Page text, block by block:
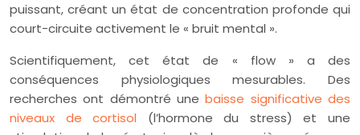
puissant, créant un état de concentration profonde qui
court-circuite activement le « bruit mental ».
Scientifiquement, cet état de « flow » a des
conséquences physiologiques mesurables. Des
recherches ont démontré unebaisse significative des
niveaux de cortisol (l’hormone du stress) et une